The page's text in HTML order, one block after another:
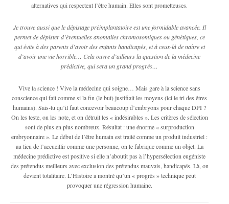
alternatives qui respectent l’être humain. Elles sont prometteuses.
Je trouve aussi que le dépistage préimplantatoire est une formidable avancée. Il
permet de dépister d’éventuelles anomalies chromosomiques ou génétiques, ce
qui évite à des parents d’avoir des enfants handicapés, et à ceux-là de naître et
d’avoir une vie horrible… Cela ouvre d’ailleurs la question de la médecine
prédictive, qui sera un grand progrès…
Vive la science ! Vive la médecine qui soigne… Mais gare à la science sans
conscience qui fait comme si la fin (le but) justifiait les moyens (ici le tri des êtres
humains). Sais-tu qu’il faut concevoir beaucoup d’embryons pour chaque DPI ?
On les teste, on les note, et on détruit les « indésirables ». Les critères de sélection
sont de plus en plus nombreux. Résultat : une énorme « surproduction
embryonnaire ». Le début de l’être humain est traité comme un produit industriel :
au lieu de l’accueillir comme une personne, on le fabrique comme un objet. La
médecine prédictive est positive si elle n’aboutit pas à l’hypersélection eugéniste
des prétendus meilleurs avec exclusion des prétendus mauvais, handicapés. Là, on
devient totalitaire. L’Histoire a montré qu’un « progrès » technique peut
provoquer une régression humaine.